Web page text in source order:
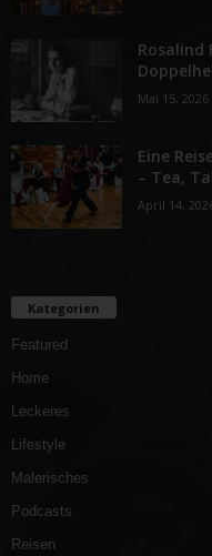
Rosalind
Mai 15, 2026
Eine
– Tea,
April 14,
Kategorien
Featured
Home
Leckeres
Lifestyle
Malerisches
Podcasts
Reisen